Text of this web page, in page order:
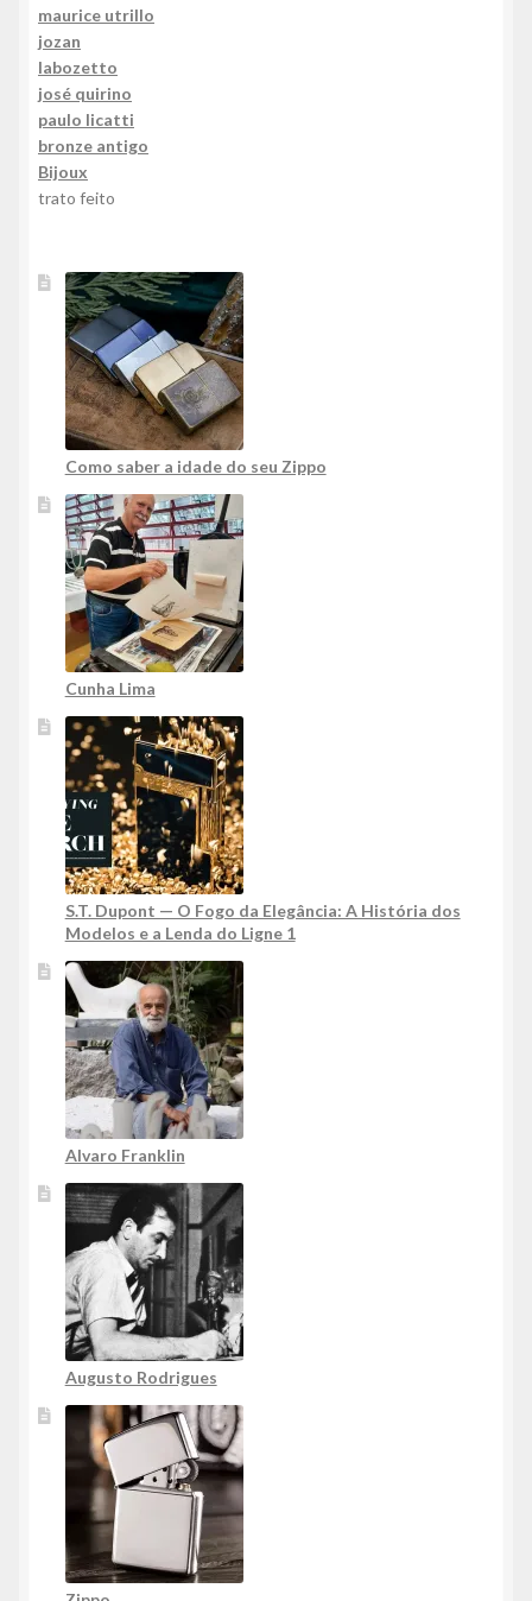
maurice utrillo
jozan
labozetto
josé quirino
paulo licatti
bronze antigo
Bijoux
trato feito
Como saber a idade do seu Zippo
Cunha Lima
S.T. Dupont — O Fogo da Elegância: A História dos
Modelos e a Lenda do Ligne 1
Alvaro Franklin
Augusto Rodrigues